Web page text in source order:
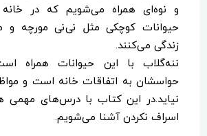
و نوه‌ای همراه می‌شویم که در خانه
حیوانات کوچکی مثل نی‌نی مورچه و
زندگی می‌کنند.
ننه‌گلاب با این حیوانات همراه
حواسشان به اتفاقات خانه است و
نیاید.در این کتاب با درس‌های
اسراف نکردن آشنا می‌شویم.